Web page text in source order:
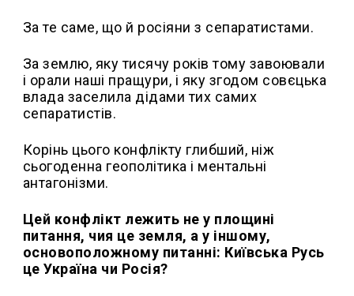
За те саме, що й росіяни з сепаратистами.
За землю, яку тисячу років тому завоювали
і орали наші пращури, і яку згодом совєцька
влада заселила дідами тих самих
сепаратистів.
Корінь цього конфлікту глибший, ніж
сьогоденна геополітика і ментальні
антагонізми.
Цей конфлікт лежить не у площині
питання, чия це земля, а у іншому,
основоположному питанні: Київська Русь
це Україна чи Росія?